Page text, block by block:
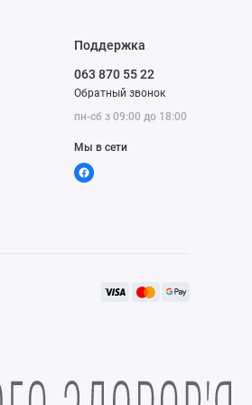
Поддержка
063 870 55 22
Обратный звонок
пн-сб з 09:00 до 18:00
Мы в сети